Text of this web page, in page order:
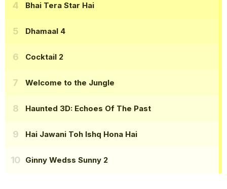
Bhai Tera Star Hai
Dhamaal 4
Cocktail 2
Welcome to the Jungle
Haunted 3D: Echoes Of The Past
Hai Jawani Toh Ishq Hona Hai
Ginny Wedss Sunny 2